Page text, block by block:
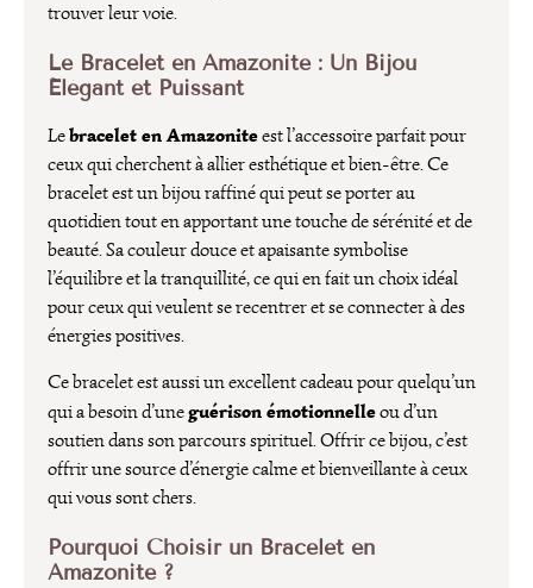
trouver leur voie.
Le Bracelet en Amazonite : Un Bijou
Élégant et Puissant
Lebracelet en Amazoniteest l’accessoire parfait pour
ceux qui cherchent à allier esthétique et bien-être. Ce
bracelet est un bijou raffiné qui peut se porter au
quotidien tout en apportant une touche de sérénité et de
beauté. Sa couleur douce et apaisante symbolise
l’équilibre et la tranquillité, ce qui en fait un choix idéal
pour ceux qui veulent se recentrer et se connecter à des
énergies positives.
Ce bracelet est aussi un excellent cadeau pour quelqu’un
qui a besoin d’uneguérison émotionnelleou d’un
soutien dans son parcours spirituel. Offrir ce bijou, c’est
offrir une source d’énergie calme et bienveillante à ceux
qui vous sont chers.
Pourquoi Choisir un Bracelet en
Amazonite ?